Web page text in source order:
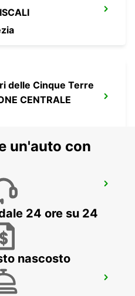
CENTRALE
delle Cinque Terre
un'auto con
24 ore su 24
nascosto